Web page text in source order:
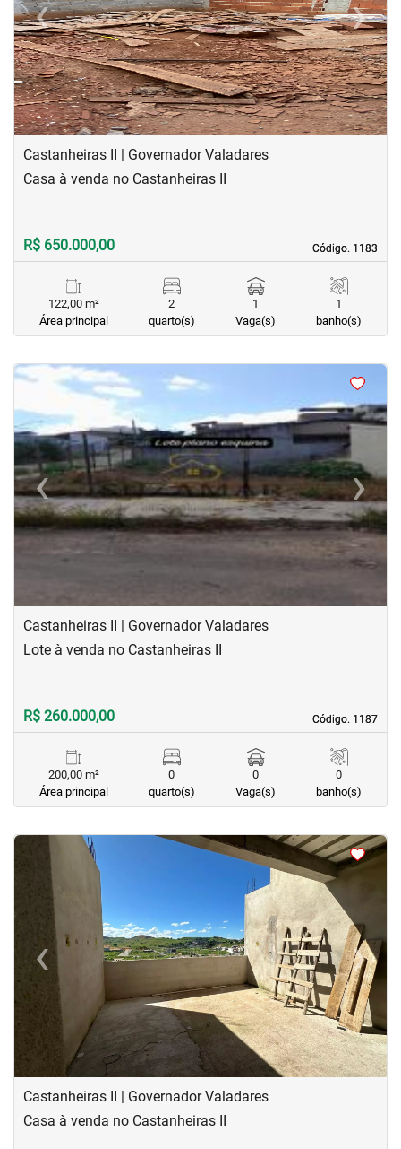
‹Previous ›Next
Castanheiras II | Governador Valadares
Código. 1183
Código. 1183
Casa à venda no Castanheiras II
R$ 650.000,00
122,00 m²
Área principal
2
quarto(s)
1
Vaga(s)
1
banho(s)
‹Previous ›Next
Castanheiras II | Governador Valadares
Código. 1187
Código. 1187
Lote à venda no Castanheiras II
R$ 260.000,00
200,00 m²
Área principal
0
quarto(s)
0
Vaga(s)
0
banho(s)
<
‹Previous ›Next
Castanheiras II | Governador Valadares
Casa à venda no Castanheiras II